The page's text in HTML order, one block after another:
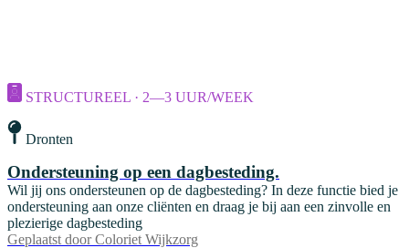
STRUCTUREEL · 2—3 UUR/WEEK
Dronten
Ondersteuning op een dagbesteding.
Wil jij ons ondersteunen op de dagbesteding? In deze functie bied je
ondersteuning aan onze cliënten en draag je bij aan een zinvolle en
plezierige dagbesteding
Geplaatst door Coloriet Wijkzorg